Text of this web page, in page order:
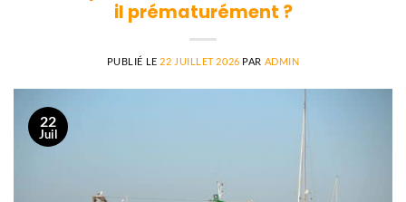
il prématurément ?
PUBLIÉ LE 22 JUILLET 2026 PAR ADMIN
22
Juil